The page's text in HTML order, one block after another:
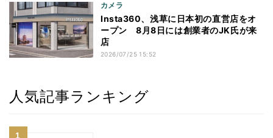
カメラ
Insta360、浅草に日本初の直営店をオ
ープン 8月8日には創業者のJK氏が来
店
2026/07/25 15:52
人気記事ランキング